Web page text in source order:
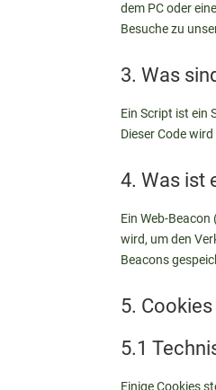
dem PC oder
Besuche zu
3. Was
Ein Script ist ein
Dieser Code
4. Was ist
Ein Web-
wird, um den
Beacons
5. Cookies
5.1
Einige Cookies